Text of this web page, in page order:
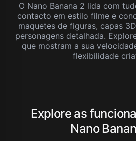
O Nano Banana 2 lida com
contacto em estilo filme e
maquetes de figuras, capas
personagens detalhada.
que mostram a sua
flexibilidade
Explore as
Nano